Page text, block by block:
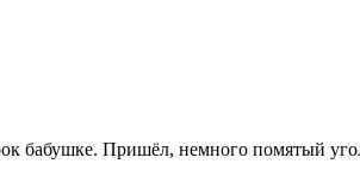
бабушке. Пришёл, немного помятый